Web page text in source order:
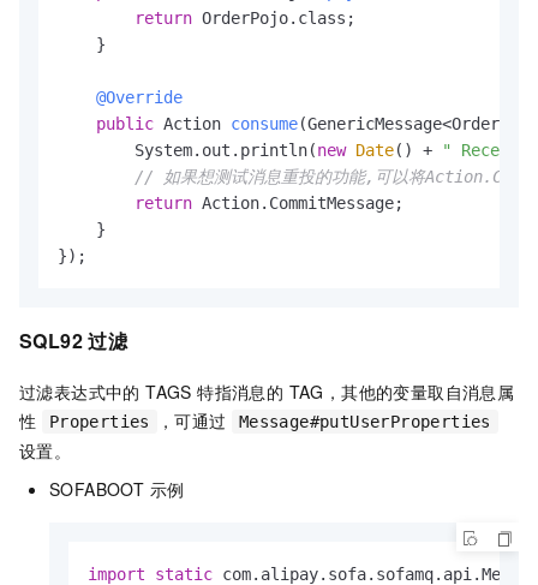
return OrderPojo.class;
    }
@Override
public Action consume
        System.out.println(
new Date() +
" Receive
// 如果想测试消息重投的功能,可以将
return Action.CommitMessage;
    }
});
SQL92 过滤
过滤表达式中的 TAGS 特指消息的 TAG，其他的变量取自消息属
性
Properties ，可通过 Message#putUserProperties
设置。
SOFABOOT 示例
import static